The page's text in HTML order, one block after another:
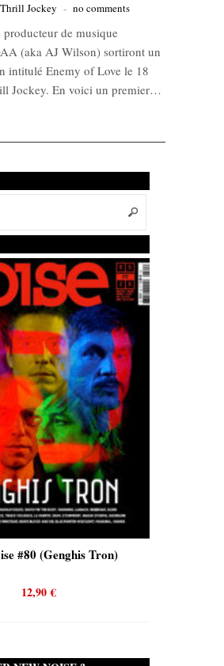
Thrill Jockey - no comments
de musique
(aka AJ Wilson) sortiront un
intitulé Enemy of Love le 18
Jockey. En voici un premier…
#80 (Genghis Tron)
12,90€